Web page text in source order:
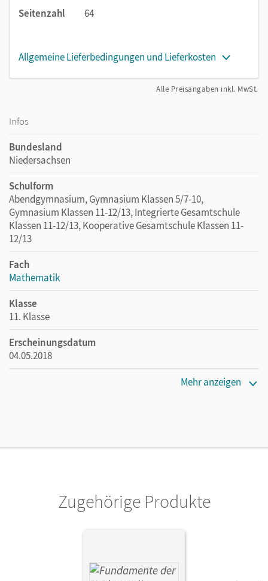
Seitenzahl
64
Allgemeine Lieferbedingungen und Lieferkosten
Alle Preisangaben inkl. MwSt.
Infos
Bundesland
Niedersachsen
Schulform
Abendgymnasium, Gymnasium Klassen 5/7-10,
Gymnasium Klassen 11-12/13, Integrierte Gesamtschule
Klassen 11-12/13, Kooperative Gesamtschule Klassen 11-
12/13
Fach
Mathematik
Klasse
11. Klasse
Erscheinungsdatum
04.05.2018
Mehr anzeigen
Zugehörige Produkte